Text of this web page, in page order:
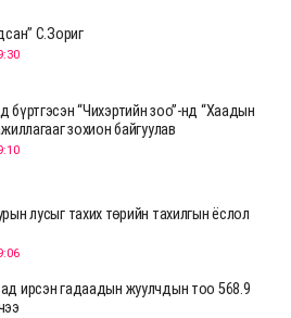
С.Зориг
бүртгэсэн “Чихэртийн зоо”-нд “Хаадын
зохион байгуулав
лусыг тахих төрийн тахилгын ёслол
ирсэн гадаадын жуулчдын тоо 568.9